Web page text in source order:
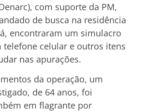
com suporte da PM,
de busca na residência
encontraram um simulacro
telefone celular e outros itens
nas apurações.
da operação, um
de 64 anos, foi
em flagrante por